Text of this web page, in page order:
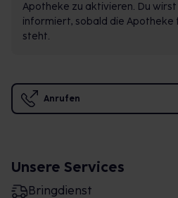
Apotheke zu aktivieren. Du wirst
informiert, sobald die Apotheke
steht.
Anrufen
Unsere Services
Bringdienst